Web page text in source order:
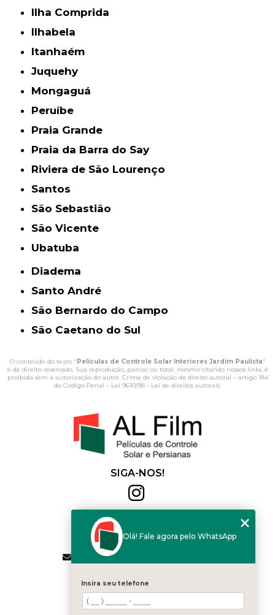
Ilha Comprida
Ilhabela
Itanhaém
Juquehy
Mongaguá
Peruíbe
Praia Grande
Praia da Barra do Say
Riviera de São Lourenço
Santos
São Sebastião
São Vicente
Ubatuba
Diadema
Santo André
São Bernardo do Campo
São Caetano do Sul
O conteúdo do texto " Películas de Controle Solar Interiores Jardim Paulista"
é de direito reservado. Sua reprodução, parcial ou total, mesmo citando nossos links, é
proibida sem a autorização do autor. Crime de violação de direito autoral – artigo 184
do Código Penal – Lei 9610/98 - Lei de direitos autorais.
SIGA-NOS!
(11) 2564-4684
(11) 94168-2041
contato.vendas@alfilm.com.br
MENU
HOME
QUEM SOMOS
Olá! Fale agora pelo WhatsApp
Insira seu telefone